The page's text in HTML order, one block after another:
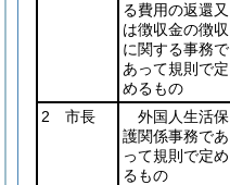
る費用の返還又
は徴収金の徴収
に関する事務で
あって規則で定
めるもの
2 市長
外国人生活保
護関係事務であ
って規則で定め
るもの